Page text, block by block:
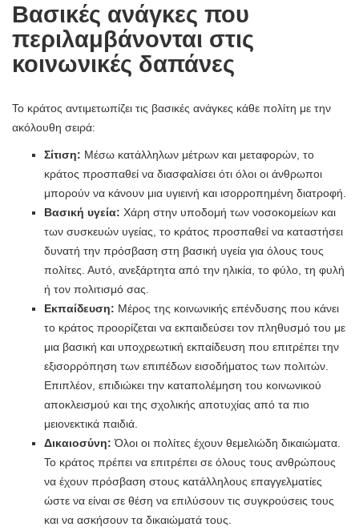
Βασικές ανάγκες που
περιλαμβάνονται στις
κοινωνικές δαπάνες
Το κράτος αντιμετωπίζει τις βασικές ανάγκες κάθε πολίτη με την
ακόλουθη σειρά:
Σίτιση: Μέσω κατάλληλων μέτρων και μεταφορών, το
κράτος προσπαθεί να διασφαλίσει ότι όλοι οι άνθρωποι
μπορούν να κάνουν μια υγιεινή και ισορροπημένη διατροφή.
Βασική υγεία: Χάρη στην υποδομή των νοσοκομείων και
των συσκευών υγείας, το κράτος προσπαθεί να καταστήσει
δυνατή την πρόσβαση στη βασική υγεία για όλους τους
πολίτες. Αυτό, ανεξάρτητα από την ηλικία, το φύλο, τη φυλή
ή τον πολιτισμό σας.
Εκπαίδευση: Μέρος της κοινωνικής επένδυσης που κάνει
το κράτος προορίζεται να εκπαιδεύσει τον πληθυσμό του με
μια βασική και υποχρεωτική εκπαίδευση που επιτρέπει την
εξισορρόπηση των επιπέδων εισοδήματος των πολιτών.
Επιπλέον, επιδιώκει την καταπολέμηση του κοινωνικού
αποκλεισμού και της σχολικής αποτυχίας από τα πιο
μειονεκτικά παιδιά.
Δικαιοσύνη: Όλοι οι πολίτες έχουν θεμελιώδη δικαιώματα.
Το κράτος πρέπει να επιτρέπει σε όλους τους ανθρώπους
να έχουν πρόσβαση στους κατάλληλους επαγγελματίες
ώστε να είναι σε θέση να επιλύσουν τις συγκρούσεις τους
και να ασκήσουν τα δικαιώματά τους.